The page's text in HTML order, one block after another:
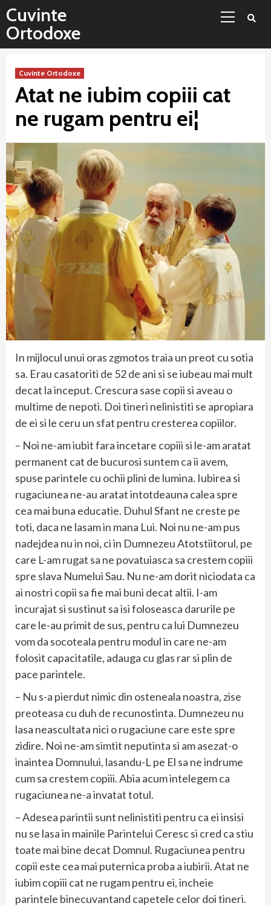
Sari
conținut
Cuvinte
Ortodoxe
Cuvinte Ortodoxe
Atat ne iubim copiii cat
ne rugam pentru ei¦
In mijlocul unui oras zgmotos traia un preot cu sotia
sa. Erau casatoriti de 52 de ani si se iubeau mai mult
decat la inceput. Crescura sase copii si aveau o
multime de nepoti. Doi tineri nelinistiti se apropiara
de ei si le ceru un sfat pentru cresterea copiilor.
– Noi ne-am iubit fara incetare copiii si le-am aratat
permanent cat de bucurosi suntem ca ii avem,
spuse parintele cu ochii plini de lumina. Iubirea si
rugaciunea ne-au aratat intotdeauna calea spre
cea mai buna educatie. Duhul Sfant ne creste pe
toti, daca ne lasam in mana Lui. Noi nu ne-am pus
nadejdea nu in noi, ci in Dumnezeu Atotstiitorul, pe
care L-am rugat sa ne povatuiasca sa crestem copiii
spre slava Numelui Sau. Nu ne-am dorit niciodata ca
ai nostri copii sa fie mai buni decat altii. I-am
incurajat si sustinut sa isi foloseasca darurile pe
care le-au primit de sus, pentru ca lui Dumnezeu
vom da socoteala pentru modul in care ne-am
folosit capacitatile, adauga cu glas rar si plin de
pace parintele.
– Nu s-a pierdut nimic din osteneala noastra, zise
preoteasa cu duh de recunostinta. Dumnezeu nu
lasa neascultata nici o rugaciune care este spre
zidire. Noi ne-am simtit neputinta si am asezat-o
inaintea Domnului, lasandu-L pe El sa ne indrume
cum sa crestem copiii. Abia acum intelegem ca
rugaciunea ne-a invatat totul.
– Adesea parintii sunt nelinistiti pentru ca ei insisi
nu se lasa in mainile Parintelui Ceresc si cred ca stiu
toate mai bine decat Domnul. Rugaciunea pentru
copii este cea mai puternica proba a iubirii. Atat ne
iubim copiii cat ne rugam pentru ei, incheie
parintele binecuvantand capetele celor doi tineri.